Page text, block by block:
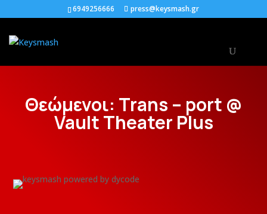
6949256666 press@keysmash.gr
Θεώμενοι: Trans – port @
Vault Theater Plus